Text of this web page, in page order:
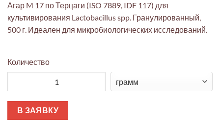
Агар M 17 по Терцаги (ISO 7889, IDF 117) для
культивирования Lactobacillus spp. Гранулированный,
500 г. Идеален для микробиологических исследований.
Количество
В ЗАЯВКУ